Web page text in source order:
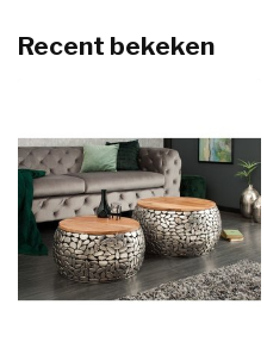
Recent bekeken